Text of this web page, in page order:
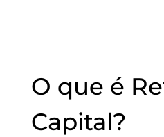
O que é
Capital?